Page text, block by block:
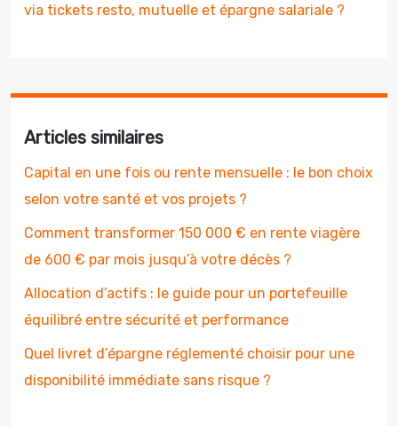
via tickets resto, mutuelle et épargne salariale ?
Articles similaires
Capital en une fois ou rente mensuelle : le bon choix
selon votre santé et vos projets ?
Comment transformer 150 000 € en rente viagère
de 600 € par mois jusqu’à votre décès ?
Allocation d’actifs : le guide pour un portefeuille
équilibré entre sécurité et performance
Quel livret d’épargne réglementé choisir pour une
disponibilité immédiate sans risque ?